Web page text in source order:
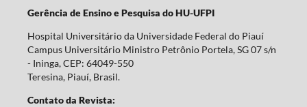
Gerência de Ensino e Pesquisa do HU-UFPI
Hospital Universitário da Universidade Federal do Piauí
Campus Universitário Ministro Petrônio Portela, SG 07 s/n
- Ininga, CEP: 64049-550
Teresina, Piauí, Brasil.
Contato da Revista: